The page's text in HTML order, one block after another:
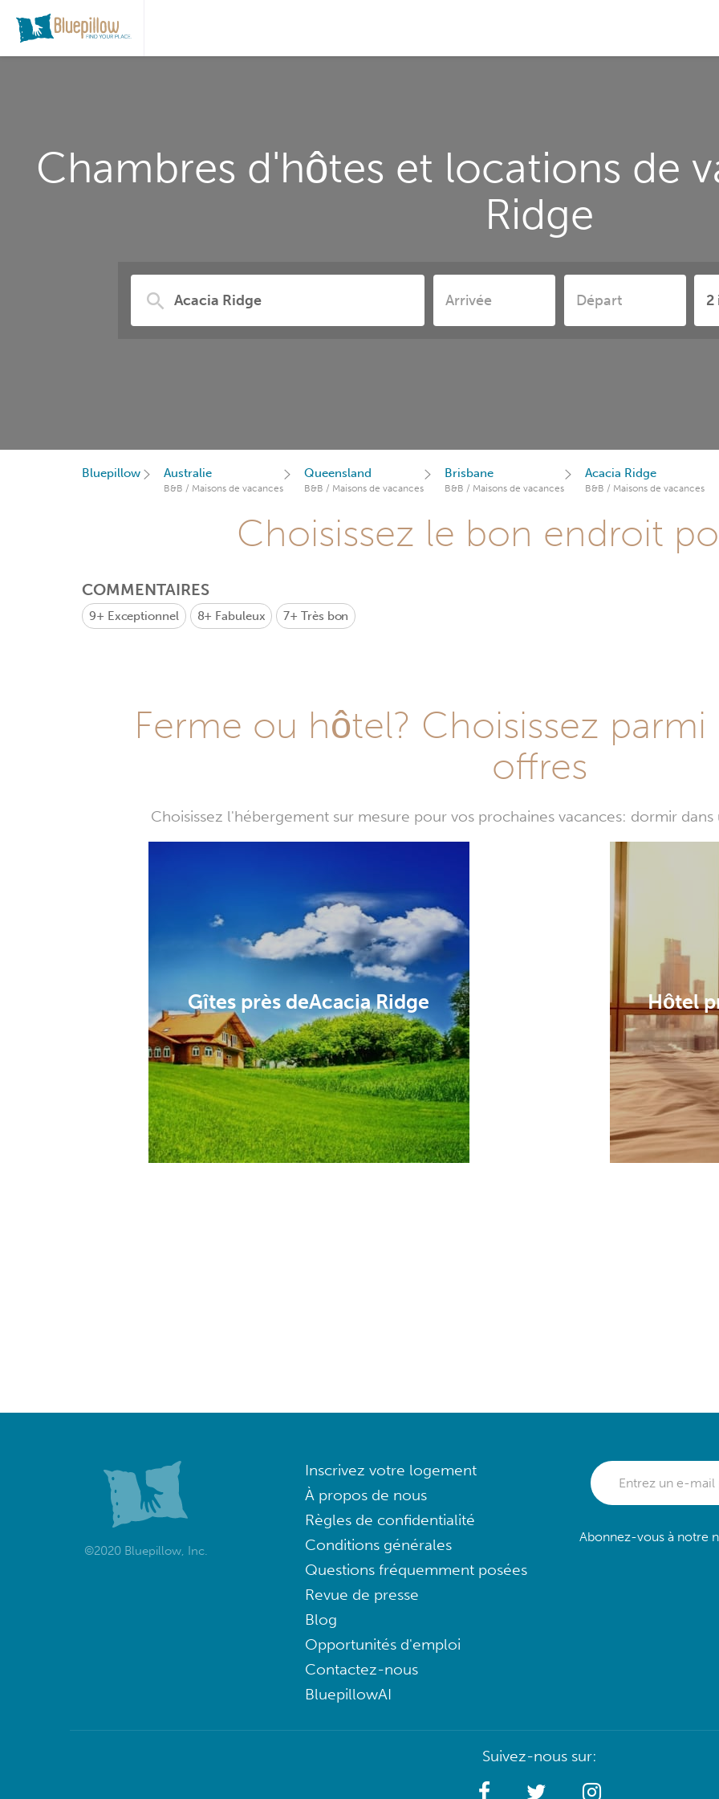
Chambres d'hôtes et locations de
Ridge
Bluepillow Australie
B&B / Maisons de vacances
Queensland
B&B / Maisons de vacances
Brisbane
B&B / Maisons de vacances
Acacia Ridge
B&B / Maisons de vacances
Choisissez le bon endroit
COMMENTAIRES
9+ Exceptionnel 8+ Fabuleux 7+Très bon
Ferme ou hôtel? Choisissez
offres
Choisissez l'hébergement sur mesure pour vos prochaines vacances: dormir
Gîtes près deAcacia Ridge Hôtel
©2020 Bluepillow, Inc.
Inscrivez votre logement
À propos de nous
Règles de confidentialité
Conditions générales
Questions fréquemment posées
Revue de presse
Blog
Opportunités d'emploi
Contactez-nous
BluepillowAI
Abonnez-vous à notre
Suivez-nous sur: